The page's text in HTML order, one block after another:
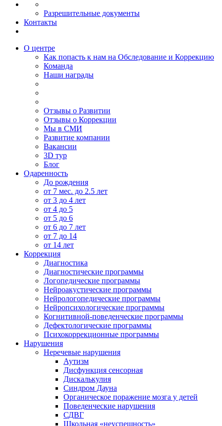
Разрешительные документы
Контакты
О центре
Как попасть к нам на Обследование и Коррекцию
Команда
Наши награды
Отзывы о Развитии
Отзывы о Коррекции
Мы в СМИ
Развитие компании
Вакансии
3D тур
Блог
Одаренность
До рождения
от 7 мес. до 2.5 лет
от 3 до 4 лет
от 4 до 5
от 5 до 6
от 6 до 7 лет
от 7 до 14
от 14 лет
Коррекция
Диагностика
Диагностические программы
Логопедические программы
Нейроакустические программы
Нейрологопедические программы
Нейропсихологические программы
Когнитивной-поведенческие программы
Дефектологические программы
Психокоррекционные программы
Нарушения
Неречевые нарушения
Аутизм
Дисфункция сенсорная
Дискалькулия
Синдром Дауна
Органическое поражение мозга у детей
Поведенческие нарушения
СДВГ
Школьная «неуспешность»